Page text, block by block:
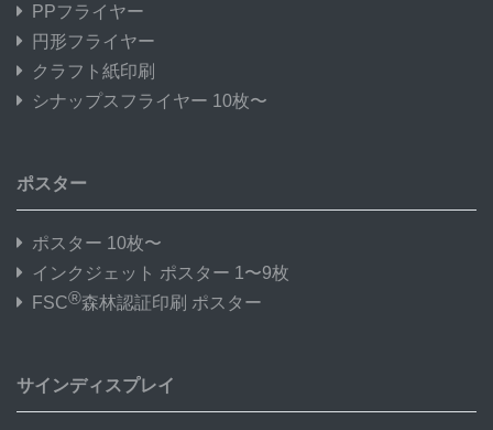
PPフライヤー
円形フライヤー
クラフト紙印刷
シナップスフライヤー 10枚〜
ポスター
ポスター 10枚〜
インクジェット ポスター 1〜9枚
FSC®森林認証印刷 ポスター
サインディスプレイ